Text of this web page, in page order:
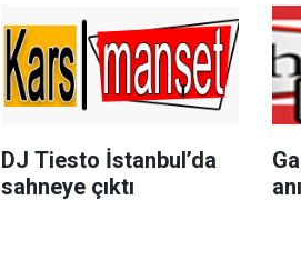
DJ Tiesto İstanbul’da
sahneye çıktı